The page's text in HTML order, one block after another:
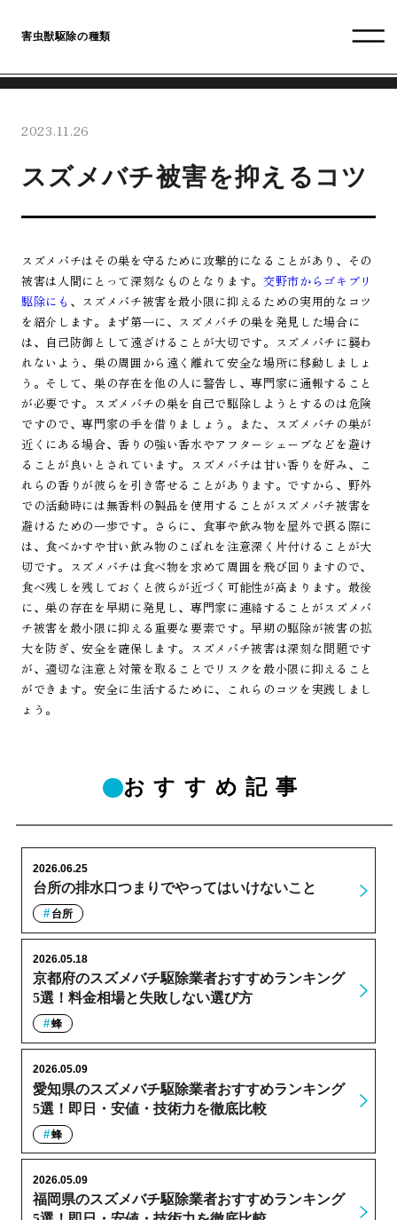
害虫獣駆除の種類
2023.11.26
スズメバチ被害を抑えるコツ
スズメバチはその巣を守るために攻撃的になることがあり、その
被害は人間にとって深刻なものとなります。交野市からゴキブリ
駆除にも 、スズメバチ被害を最小限に抑えるための実用的なコツ
を紹介します。まず第一に、スズメバチの巣を発見した場合に
は、自己防御として遠ざけることが大切です。スズメバチに襲わ
れないよう、巣の周囲から遠く離れて安全な場所に移動しましょ
う。そして、巣の存在を他の人に警告し、専門家に通報すること
が必要です。スズメバチの巣を自己で駆除しようとするのは危険
ですので、専門家の手を借りましょう。また、スズメバチの巣が
近くにある場合、香りの強い香水やアフターシェーブなどを避け
ることが良いとされています。スズメバチは甘い香りを好み、こ
れらの香りが彼らを引き寄せることがあります。ですから、野外
での活動時には無香料の製品を使用することがスズメバチ被害を
避けるための一歩です。さらに、食事や飲み物を屋外で摂る際に
は、食べかすや甘い飲み物のこぼれを注意深く片付けることが大
切です。スズメバチは食べ物を求めて周囲を飛び回りますので、
食べ残しを残しておくと彼らが近づく可能性が高まります。最後
に、巣の存在を早期に発見し、専門家に連絡することがスズメバ
チ被害を最小限に抑える重要な要素です。早期の駆除が被害の拡
大を防ぎ、安全を確保します。スズメバチ被害は深刻な問題です
が、適切な注意と対策を取ることでリスクを最小限に抑えること
ができます。安全に生活するために、これらのコツを実践しまし
ょう。
おすすめ記事
台所の排水口つまりでやってはいけないこと
2026.06.25
台所
京都府のスズメバチ駆除業者おすすめランキング
5選！料金相場と失敗しない選び方
2026.05.18
蜂
愛知県のスズメバチ駆除業者おすすめランキング
5選！即日・安値・技術力を徹底比較
2026.05.09
蜂
福岡県のスズメバチ駆除業者おすすめランキング
2026.05.09